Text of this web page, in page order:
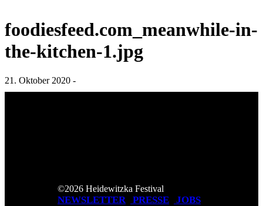
foodiesfeed.com_meanwhile-in-
the-kitchen-1.jpg
21. Oktober 2020 -
©2026 Heidewitzka Festival
NEWSLETTER PRESSE
JOBS